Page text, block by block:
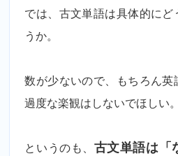
では、古文単語は具体的に
うか。
数が少ないので、もちろん英
過度な楽観はしないでほしい。
というのも、 古文単語は「